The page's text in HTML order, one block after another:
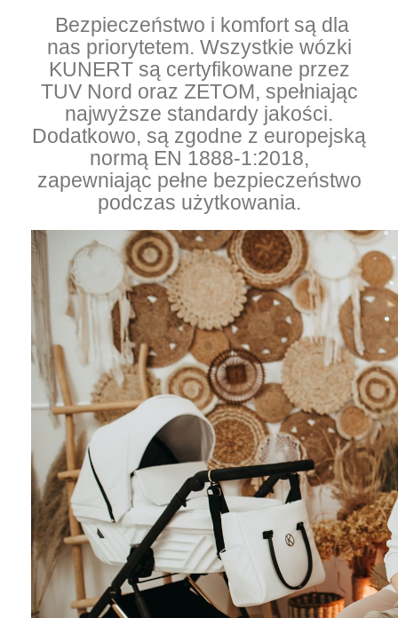
Bezpieczeństwo i komfort są dla
nas priorytetem. Wszystkie wózki
KUNERT są certyfikowane przez
TUV Nord oraz ZETOM, spełniając
najwyższe standardy jakości.
Dodatkowo, są zgodne z europejską
normą EN 1888-1:2018,
zapewniając pełne bezpieczeństwo
podczas użytkowania.